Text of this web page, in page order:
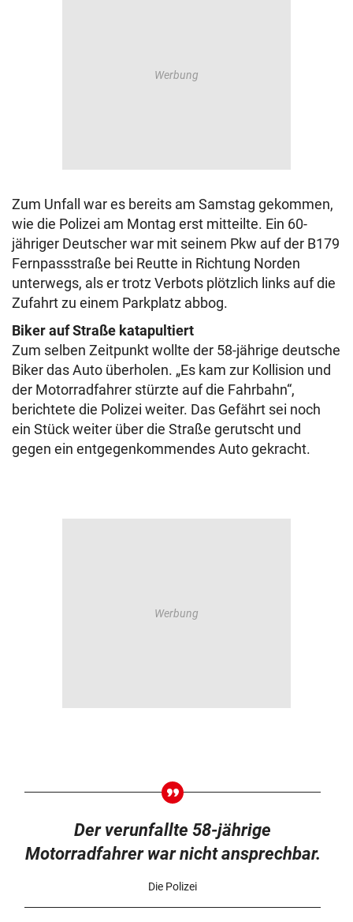
Zum Unfall war es bereits am Samstag gekommen,
wie die Polizei am Montag erst mitteilte. Ein 60-
jähriger Deutscher war mit seinem Pkw auf der B179
Fernpassstraße bei Reutte in Richtung Norden
unterwegs, als er trotz Verbots plötzlich links auf die
Zufahrt zu einem Parkplatz abbog.
Biker auf Straße katapultiert
Zum selben Zeitpunkt wollte der 58-jährige deutsche
Biker das Auto überholen. „Es kam zur Kollision und
der Motorradfahrer stürzte auf die Fahrbahn“,
berichtete die Polizei weiter. Das Gefährt sei noch
ein Stück weiter über die Straße gerutscht und
gegen ein entgegenkommendes Auto gekracht.
Der verunfallte 58-jährige
Motorradfahrer war nicht ansprechbar.
Die Polizei